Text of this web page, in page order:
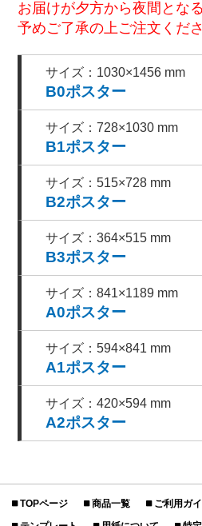
お届けが夕方から夜間とな
予めご了承の上ご注文くださ
サイズ：1030×1456 mm
B0ポスター
サイズ：728×1030 mm
B1ポスター
サイズ：515×728 mm
B2ポスター
サイズ：364×515 mm
B3ポスター
サイズ：841×1189 mm
A0ポスター
サイズ：594×841 mm
A1ポスター
サイズ：420×594 mm
A2ポスター
TOPページ 商品一覧 ご利用ガ